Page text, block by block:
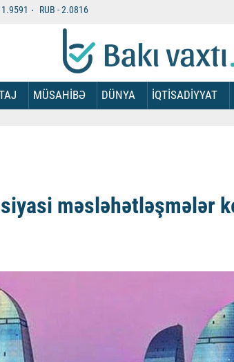
1.9591 RUB -2.0816
MÜSAHİBƏ DÜNYA İQTİSADİYYAT
məsləhətləşmələr